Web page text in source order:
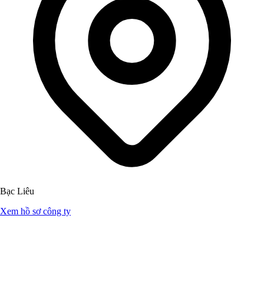
Bạc Liêu
Xem hồ sơ công ty